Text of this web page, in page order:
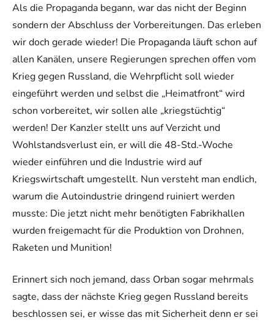
Als die Propaganda begann, war das nicht der Beginn
sondern der Abschluss der Vorbereitungen. Das erleben
wir doch gerade wieder! Die Propaganda läuft schon auf
allen Kanälen, unsere Regierungen sprechen offen vom
Krieg gegen Russland, die Wehrpflicht soll wieder
eingeführt werden und selbst die „Heimatfront“ wird
schon vorbereitet, wir sollen alle „kriegstüchtig“
werden! Der Kanzler stellt uns auf Verzicht und
Wohlstandsverlust ein, er will die 48-Std.-Woche
wieder einführen und die Industrie wird auf
Kriegswirtschaft umgestellt. Nun versteht man endlich,
warum die Autoindustrie dringend ruiniert werden
musste: Die jetzt nicht mehr benötigten Fabrikhallen
wurden freigemacht für die Produktion von Drohnen,
Raketen und Munition!
Erinnert sich noch jemand, dass Orban sogar mehrmals
sagte, dass der nächste Krieg gegen Russland bereits
beschlossen sei, er wisse das mit Sicherheit denn er sei